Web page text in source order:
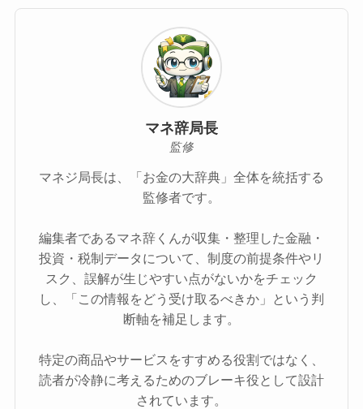
マネ辞局長
監修
マネジ局長は、「お金の大辞典」全体を統括する
監修者です。
編集者であるマネ辞くんが収集・整理した金融・
投資・税制データについて、制度の前提条件やリ
スク、誤解が生じやすい点がないかをチェック
し、「この情報をどう受け取るべきか」という判
断軸を補足します。
特定の商品やサービスをすすめる役割ではなく、
読者が冷静に考えるためのブレーキ役として設計
されています。